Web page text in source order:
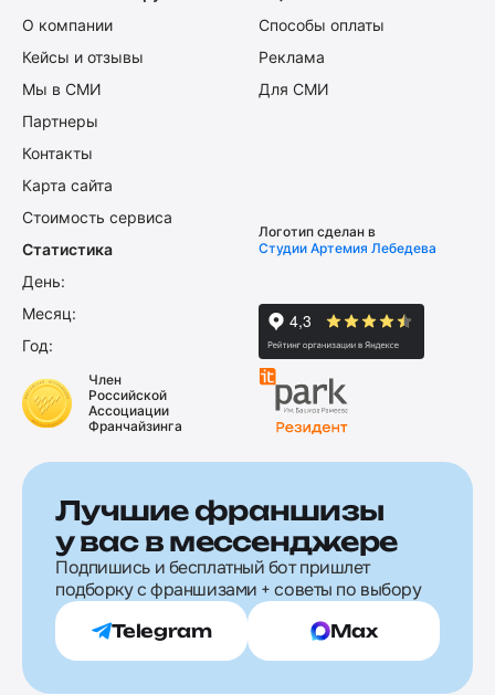
О компании
Кейсы и отзывы
Мы в СМИ
Партнеры
Контакты
Карта сайта
Стоимость сервиса
Способы оплаты
Реклама
Для СМИ
Статистика
День:
Месяц:
Год:
Логотип сделан в
Студии Артемия Лебедева
Член
Российской
Ассоциации
Франчайзинга
Лучшие франшизы
у вас в мессенджере
Подпишись и бесплатный бот пришлет
подборку с франшизами + советы по выбору
Telegram Max